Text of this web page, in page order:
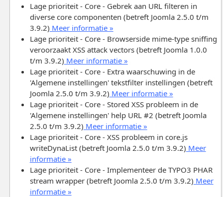
Lage prioriteit - Core - Gebrek aan URL filteren in
diverse core componenten (betreft Joomla 2.5.0 t/m
3.9.2) Meer informatie »
Lage prioriteit - Core - Browserside mime-type sniffing
veroorzaakt XSS attack vectors (betreft Joomla 1.0.0
t/m 3.9.2) Meer informatie »
Lage prioriteit - Core - Extra waarschuwing in de
'Algemene instellingen' tekstfilter instellingen (betreft
Joomla 2.5.0 t/m 3.9.2) Meer informatie »
Lage prioriteit - Core - Stored XSS probleem in de
'Algemene instellingen' help URL #2 (betreft Joomla
2.5.0 t/m 3.9.2) Meer informatie »
Lage prioriteit - Core - XSS probleem in core.js
writeDynaList (betreft Joomla 2.5.0 t/m 3.9.2) Meer
informatie »
Lage prioriteit - Core - Implementeer de TYPO3 PHAR
stream wrapper (betreft Joomla 2.5.0 t/m 3.9.2) Meer
informatie »